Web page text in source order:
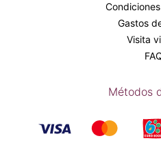
Gastos
Visita
Métodos